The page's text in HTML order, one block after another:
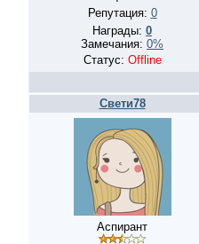
Репутация: 0
Награды: 0
Замечания: 0%
Статус: Offline
Свети78
Аспирант